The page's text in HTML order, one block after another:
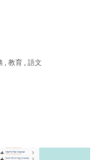
, 教育 , 語文